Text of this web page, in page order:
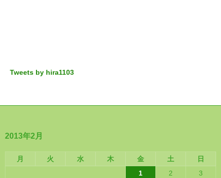
Tweets by hira1103
2013年2月
月 火 水 木 金 土
日
1
2
3